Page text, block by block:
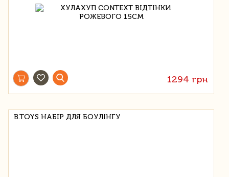
1294 грн
B.TOYS НАБІР ДЛЯ БОУЛІНГУ